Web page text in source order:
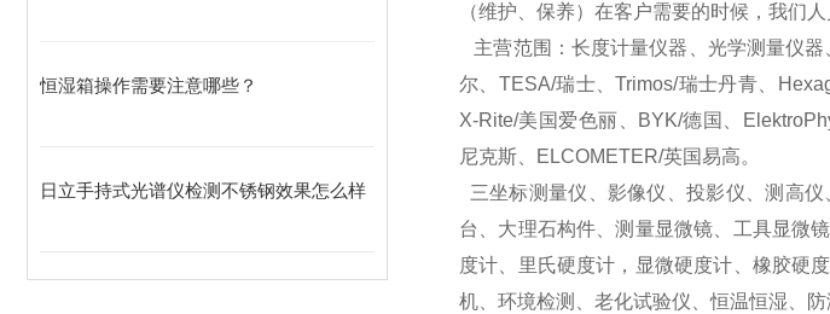
恒湿箱操作需要注意哪些？
日立手持式光谱仪检测不锈钢效果怎么样
（维护、保养）在客户需要的时候，我们
主营范围：长度计量仪器、光学测量仪
尔、TESA/瑞士、Trimos/瑞士丹青、
X-Rite/美国爱色丽、BYK/德国、
尼克斯、ELCOMETER/英国易高。
三坐标测量仪、影像仪、投影仪、测高
台、大理石构件、测量显微镜、工具显微
度计、里氏硬度计，显微硬度计、橡胶硬
机、环境检测、老化试验仪、恒温恒湿、防